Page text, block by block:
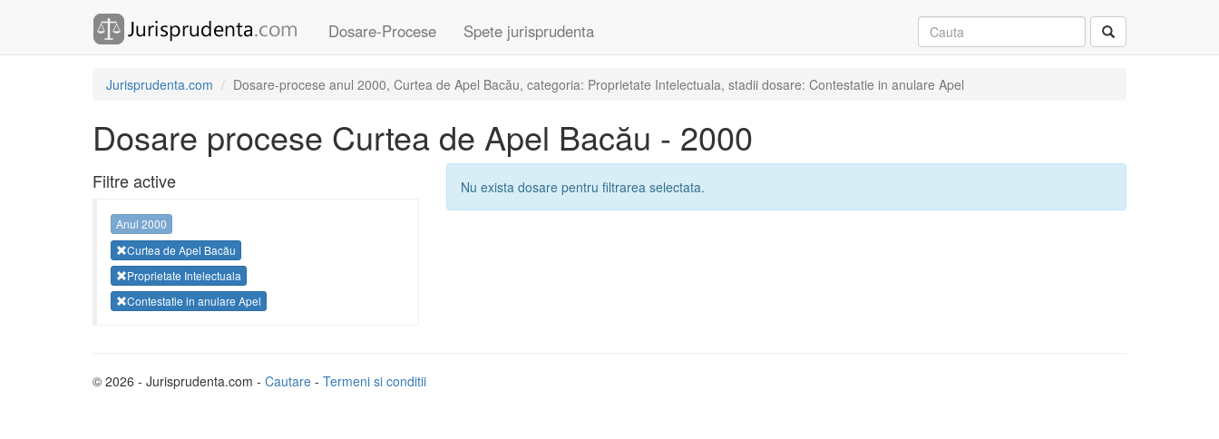
Dosare-Procese Spete jurisprudenta
Jurisprudenta.com Dosare-procese anul 2000, Curtea de Apel Bacău, categoria: Proprietate Intelectuala, stadii dosare: Contestatie in anulare Apel
Dosare procese Curtea de Apel Bacău - 2000
Filtre active
Anul 2000
Curtea de Apel Bacău
Proprietate Intelectuala
Contestatie in anulare Apel
Nu exista dosare pentru filtrarea selectata.
© 2026 - Jurisprudenta.com - Cautare - Termeni si conditii